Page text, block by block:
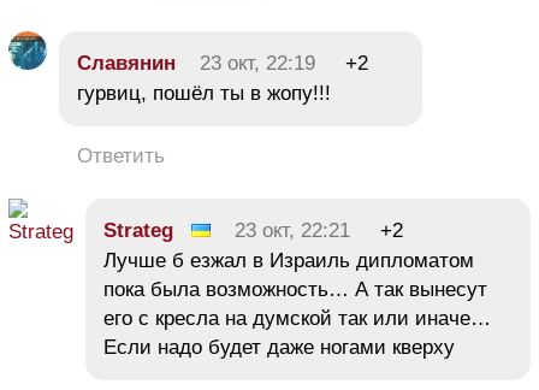
Славянин 23 окт, 22:19
+2
гурвиц, пошёл ты в жопу!!!
Ответить
Strateg 23 окт, 22:21
+2
Лучше б езжал в Израиль дипломатом
пока была возможность… А так вынесут
его с кресла на думской так или иначе…
Если надо будет даже ногами кверху